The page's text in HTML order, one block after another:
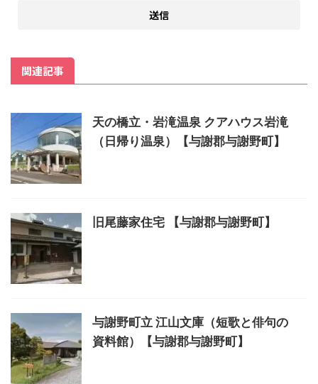
関連記事
天の橋立・岩滝温泉 クアハウス岩滝
（日帰り温泉）【与謝郡与謝野町】
旧尾藤家住宅 【与謝郡与謝野町】
与謝野町立 江山文庫（短歌と俳句の
資料館）【与謝郡与謝野町】